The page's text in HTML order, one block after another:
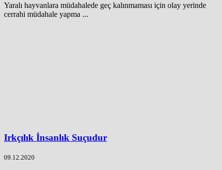
Yaralı hayvanlara müdahalede geç kalınmaması için olay yerinde
cerrahi müdahale yapma ...
Irkçılık İnsanlık Suçudur
09.12.2020